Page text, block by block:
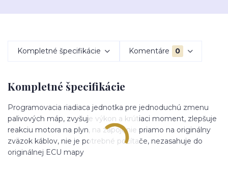
Kompletné špecifikácie Komentáre 0
Kompletné špecifikácie
Programovacia riadiaca jednotka pre jednoduchú zmenu
palivových máp, zvyšuje výkon a krútiaci moment, zlepšuje
reakciu motora na plyn, na zapojenie priamo na originálny
zväzok káblov, nie je potrebné počítače, nezasahuje do
originálnej ECU mapy